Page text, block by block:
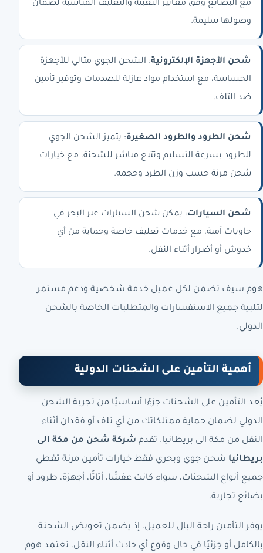
مع البضائع وفق معايير التعبئة والتغليف المناسبة لضمان
وصولها سليمة.
شحن الأجهزة الإلكترونية: الشحن الجوي مثالي للأجهزة
الحساسة، مع استخدام مواد عازلة للصدمات وتوفير تأمين
ضد التلف.
شحن الطرود والطرود الصغيرة: يتميز الشحن الجوي
للطرود بسرعة التسليم وتتبع مباشر للشحنة، مع خيارات
شحن مرنة حسب وزن الطرد وحجمه.
شحن السيارات: يمكن شحن السيارات عبر البحر في
حاويات آمنة، مع خدمات تغليف خاصة وحماية من أي
خدوش أو أضرار أثناء النقل.
هوم سيف تضمن لكل عميل خدمة شخصية ودعم مستمر
لتلبية جميع الاستفسارات والمتطلبات الخاصة بالشحن
الدولي.
أهمية التأمين على الشحنات الدولية
يُعد التأمين على الشحنات جزءًا أساسيًا من تجربة الشحن
الدولي لضمان حماية ممتلكاتك من أي تلف أو فقدان أثناء
النقل من مكة الى بريطانيا. تقدم شركة شحن من مكة الى
بريطانيا شحن جوي وبحري فقط خيارات تأمين مرنة تغطي
جميع أنواع الشحنات، سواء كانت عفشًا، أثاثًا، أجهزة، طرود أو
بضائع تجارية.
يوفر التأمين راحة البال للعميل، إذ يضمن تعويض الشحنة
بالكامل أو جزئيًا في حال وقوع أي حادث أثناء النقل. تعتمد هوم